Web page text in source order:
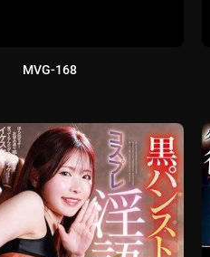
MVG-168